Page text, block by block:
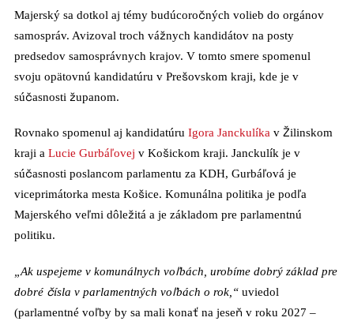
Majerský sa dotkol aj témy budúcoročných volieb do orgánov
samospráv. Avizoval troch vážnych kandidátov na posty
predsedov samosprávnych krajov. V tomto smere spomenul
svoju opätovnú kandidatúru v Prešovskom kraji, kde je v
súčasnosti županom.
Rovnako spomenul aj kandidatúru Igora Janckulíkav Žilinskom
kraji a Lucie Gurbáľovej v Košickom kraji. Janckulík je v
súčasnosti poslancom parlamentu za KDH, Gurbáľová je
viceprimátorka mesta Košice. Komunálna politika je podľa
Majerského veľmi dôležitá a je základom pre parlamentnú
politiku.
„Ak uspejeme v komunálnych voľbách, urobíme dobrý základ pre
dobré čísla v parlamentných voľbách o rok,“uviedol
(parlamentné voľby by sa mali konať na jeseň v roku 2027 –